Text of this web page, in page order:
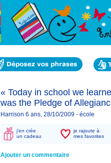
« Today in school we
was the Pledge of
Harrison 6 ans, 28/10/2009 - école
j'en crée
un cadeau
je rajoute à
mes favorites
Ajouter un commentaire